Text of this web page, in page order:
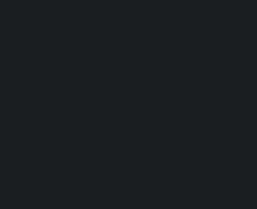
llena de folclore y
de la zona, todo esto
contexto de valorar y resaltar
la Laguna Santa Elena